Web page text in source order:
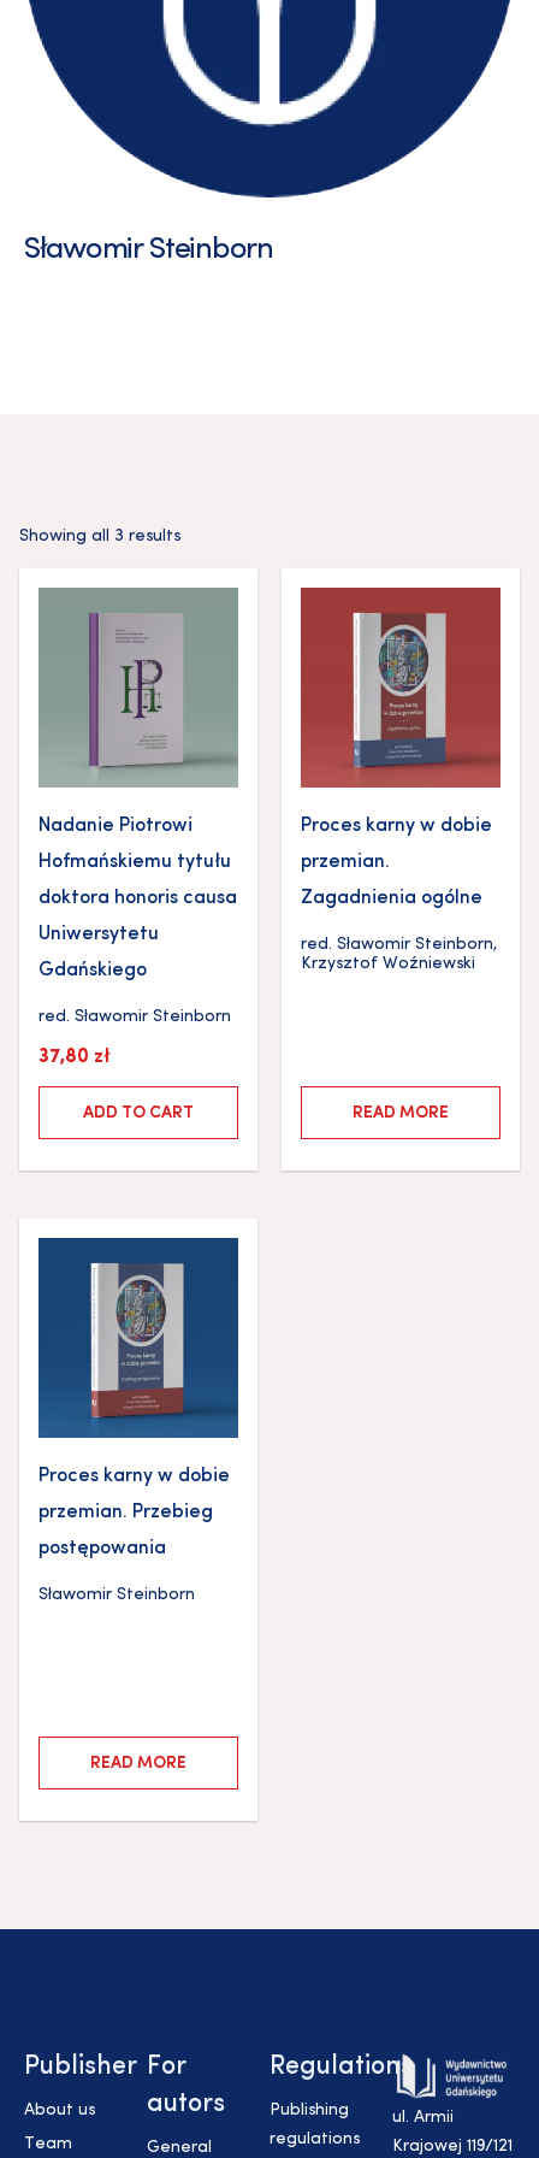
Sławomir Steinborn
Showing all 3 results
Nadanie Piotrowi
Hofmańskiemu tytułu
doktora honoris causa
Uniwersytetu
Gdańskiego
red. Sławomir Steinborn
37,80 zł
ADD TO CART
Proces karny w dobie
przemian.
Zagadnienia ogólne
red. Sławomir Steinborn,
Krzysztof Woźniewski
READ MORE
Proces karny w dobie
przemian. Przebieg
postępowania
Sławomir Steinborn
READ MORE
Publisher
About us
Team
For
autors
General
Regulations
Publishing
regulations
ul. Armii
Krajowej 119/121